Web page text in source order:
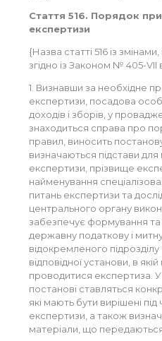
Стаття 516. Порядок
експертизи
{Назва статті 516 із
згідно із Законом № 405-VII
1. Визнавши за необхідне
експертизи, посадова
доходів і зборів, у
знаходиться справа про
правил, виносить
визначаються підстави
експертизи, прізвище
найменування
питань експертизи та
центрального органу
забезпечує формування та
державну податкову і
відокремленого підрозділу
відповідної установи, в
проводитися експертиза. У
постанові ставляться
які мають бути вирішені
експертизи, а також
матеріали, що